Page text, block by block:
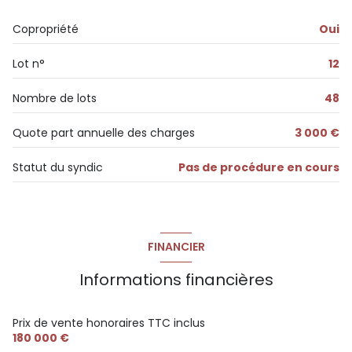
ascenseur
balcon
visiophone
Copropriété Oui
Lot n° 12
Nombre de lots 48
Quote part annuelle des charges 3 000 €
Statut du syndic Pas de procédure en cours
FINANCIER
Informations financières
Prix de vente honoraires TTC inclus
180 000 €